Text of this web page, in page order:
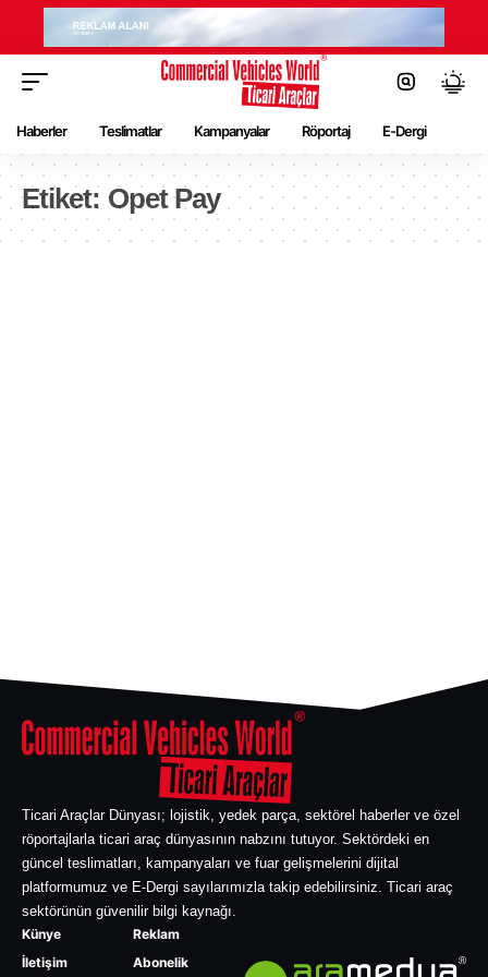
Haberler Teslimatlar Kampanyalar Röportaj E-Dergi
Etiket: Opet Pay
Ticari Araçlar Dünyası; lojistik, yedek parça, sektörel haberler ve özel
röportajlarla ticari araç dünyasının nabzını tutuyor. Sektördeki en
güncel teslimatları, kampanyaları ve fuar gelişmelerini dijital
platformumuz ve E-Dergi sayılarımızla takip edebilirsiniz. Ticari araç
sektörünün güvenilir bilgi kaynağı.
Künye
İletişim
Reklam
Abonelik